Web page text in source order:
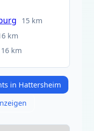
15 km
km
16 km
in Hattersheim